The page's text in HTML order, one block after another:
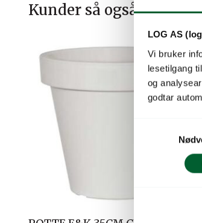
LOG AS
Vi bruker
lesetilgang
og
godtar
k
Kunder så også på